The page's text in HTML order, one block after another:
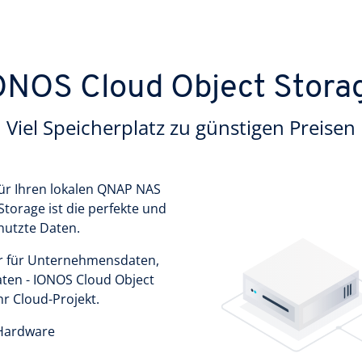
Cloud Object
Viel Speicherplatz zu günstigen Preisen
Ihren lokalen QNAP NAS
ist die perfekte und
Daten.
für Unternehmensdaten,
- IONOS Cloud Object
Cloud-Projekt.